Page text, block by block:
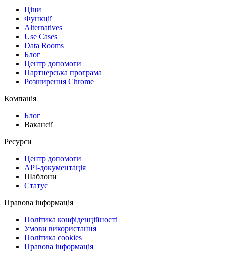
Ціни
Функції
Alternatives
Use Cases
Data Rooms
Блог
Центр допомоги
Партнерська програма
Розширення Chrome
Компанія
Блог
Вакансії
Ресурси
Центр допомоги
API-документація
Шаблони
Статус
Правова інформація
Політика конфіденційності
Умови використання
Політика cookies
Правова інформація